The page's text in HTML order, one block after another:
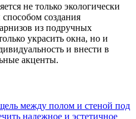
не только экологически
создания
из подручных
украсить окна, но и
и внести в
акценты.
между полом и стеной под
надежное и эстетичное